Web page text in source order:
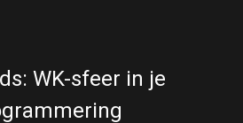
WK-sfeer in je